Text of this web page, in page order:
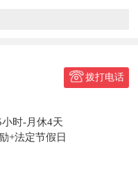
拨打电话
时-月休4天
+法定节假日